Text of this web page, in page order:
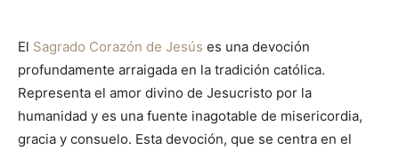
El Sagrado Corazón de Jesús es una devoción
profundamente arraigada en la tradición católica.
Representa el amor divino de Jesucristo por la
humanidad y es una fuente inagotable de misericordia,
gracia y consuelo. Esta devoción, que se centra en el